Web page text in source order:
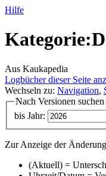
Hilfe
Aus Kaukapedia
Logbücher dieser Seite
Wechseln zu: Navigation,
Nach Versionen suchen
bis Jahr:
Zur Anzeige der
(Aktuell) =